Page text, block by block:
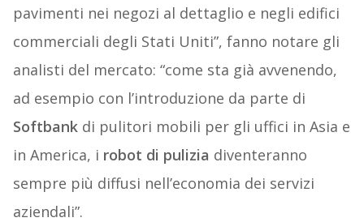
pavimenti nei negozi al dettaglio e negli edifici
commerciali degli Stati Uniti”, fanno notare gli
analisti del mercato: “come sta già avvenendo,
ad esempio con l’introduzione da parte di
Softbankdi pulitori mobili per gli uffici in Asia e
in America, i robot di pulizia diventeranno
sempre più diffusi nell’economia dei servizi
aziendali”.